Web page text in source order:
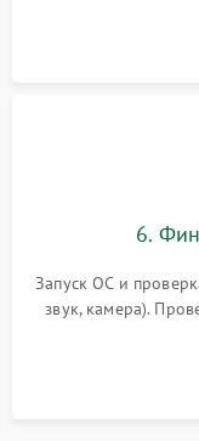
шлейфов, модулей
6.
Запуск ОС и
звук, камера).
для контроля